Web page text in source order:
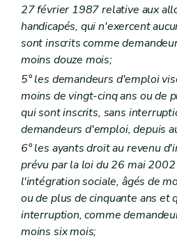
27 février 1987 relative aux
handicapés, qui n'exercent
sont inscrits comme
moins douze mois;
5° les demandeurs d'emploi
moins de vingt-cinq ans ou de
qui sont inscrits, sans
demandeurs d'emploi, depuis
6° les ayants droit au revenu
prévu par la loi du 26 mai
l'intégration sociale, âgés de
ou de plus de cinquante ans et
interruption, comme
moins six mois;